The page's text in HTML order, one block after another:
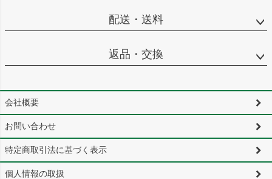
配送・送料
返品・交換
会社概要
お問い合わせ
特定商取引法に基づく表示
個人情報の取扱